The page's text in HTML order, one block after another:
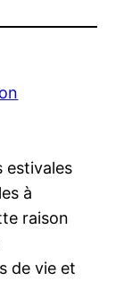
estivales
à
raison
de vie et